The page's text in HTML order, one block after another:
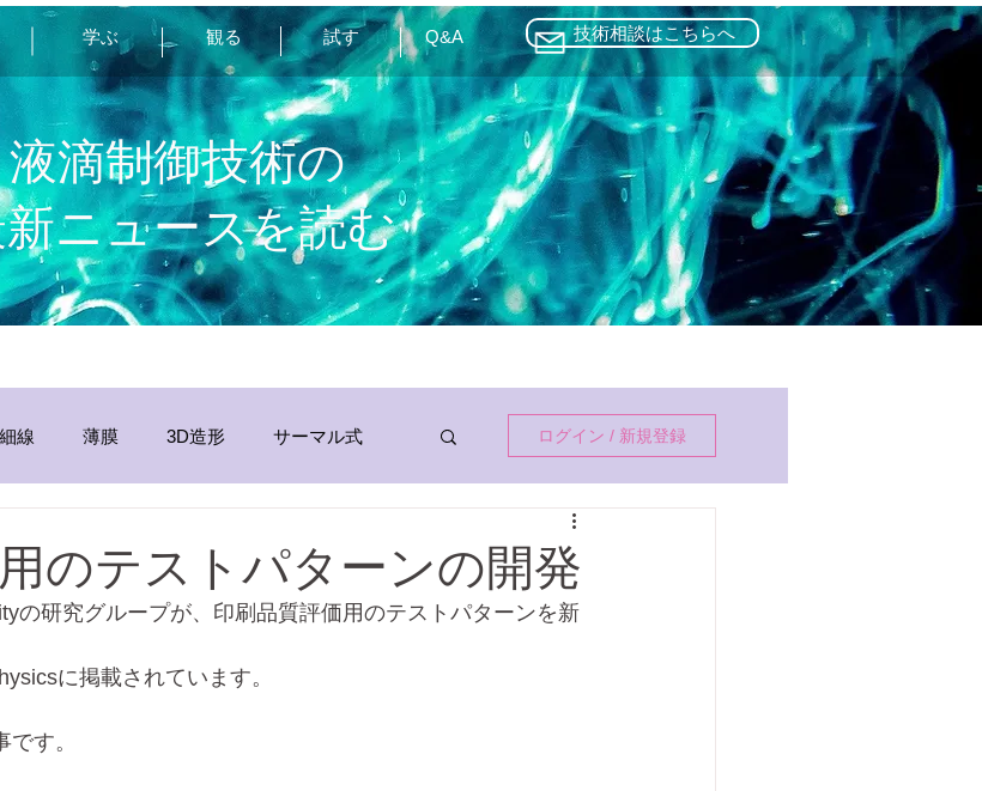
学ぶ 観る 試す Q&A 技術相談はこちらへ
液滴制御技術の
ニュースを読む
細線 薄膜 3D造形 サーマル式
エレクトロスプレー
ログイン / 新規登録
のテストパターンの開発
の研究グループが、印刷品質評価用のテストパターンを新
に掲載されています。
す。